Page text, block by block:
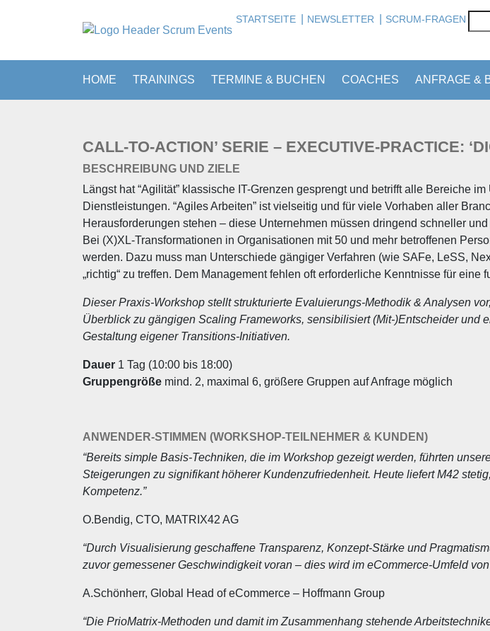
STARTSEITE NEWSLETTER SCRUM-FRAGEN
HOME TRAININGS TERMINE & BUCHEN COACHES ANFRAGE &
CALL-TO-ACTION’ SERIE – EXECUTIVE-PRACTICE:
BESCHREIBUNG UND ZIELE
Längst hat “Agilität” klassische IT-Grenzen gesprengt und betrifft alle Bereiche
Dienstleistungen. “Agiles Arbeiten” ist vielseitig und für viele Vorhaben aller
Herausforderungen stehen – diese Unternehmen müssen dringend schneller
Bei (X)XL-Transformationen in Organisationen mit 50 und mehr betroffenen
werden. Dazu muss man Unterschiede gängiger Verfahren (wie SAFe, LeSS,
„richtig“ zu treffen. Dem Management fehlen oft erforderliche Kenntnisse für
Dieser Praxis-Workshop stellt strukturierte Evaluierungs-Methodik & Analysen
Überblick zu gängigen Scaling Frameworks, sensibilisiert (Mit-)Entscheider und
Gestaltung eigener Transitions-Initiativen.
Dauer 1 Tag (10:00 bis 18:00)
Gruppengröße mind. 2, maximal 6, größere Gruppen auf Anfrage möglich
ANWENDER-STIMMEN (WORKSHOP-TEILNEHMER & KUNDEN)
“Bereits simple Basis-Techniken, die im Workshop gezeigt werden, führten
Steigerungen zu signifikant höherer Kundenzufriedenheit. Heute liefert M42
Kompetenz.”
O.Bendig, CTO, MATRIX42 AG
“Durch Visualisierung geschaffene Transparenz, Konzept-Stärke und
zuvor gemessener Geschwindigkeit voran – dies wird im eCommerce-Umfeld
A.Schönherr, Global Head of eCommerce – Hoffmann Group
“Die PrioMatrix-Methoden und damit im Zusammenhang stehende